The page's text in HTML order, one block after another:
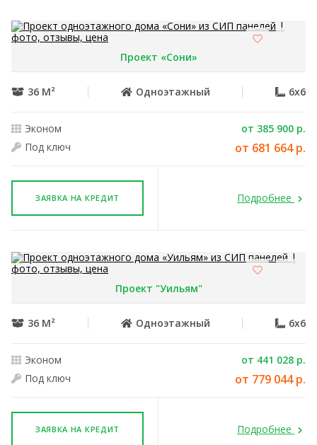
Проект «Сони»
36 М² Одноэтажный 6x6
Эконом
от 385 900 р.
Под ключ
от 681 664 р.
ЗАЯВКА НА КРЕДИТ Подробнее
Проект "Уильям"
36 М² Одноэтажный 6x6
Эконом
от 441 028 р.
Под ключ
от 779 044 р.
ЗАЯВКА НА КРЕДИТ Подробнее